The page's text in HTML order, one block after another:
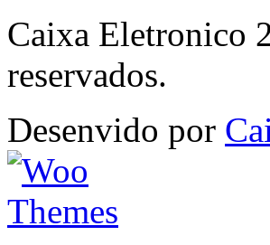
Caixa Eletronico
reservados.
Desenvido por